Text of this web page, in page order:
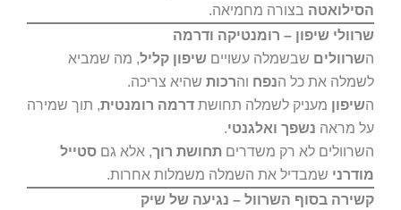
הסילואטה בצורה מחמיאה.
שרוולי שיפון – רומנטיקה ודרמה
השרוולים שבשמלה עשויים שיפון קליל, מה שמביא
לשמלה את כל הנפח והרכות שהיא צריכה.
השיפון מעניק לשמלה תחושת דרמה רומנטית, תוך שמירה
על מראה נשפך ואלגנטי.
השרוולים לא רק משדרים תחושת רוך, אלא גם סטייל
מודרני שמבדיל את השמלה משמלות אחרות.
קשירה בסוף השרוול – נגיעה של שיק